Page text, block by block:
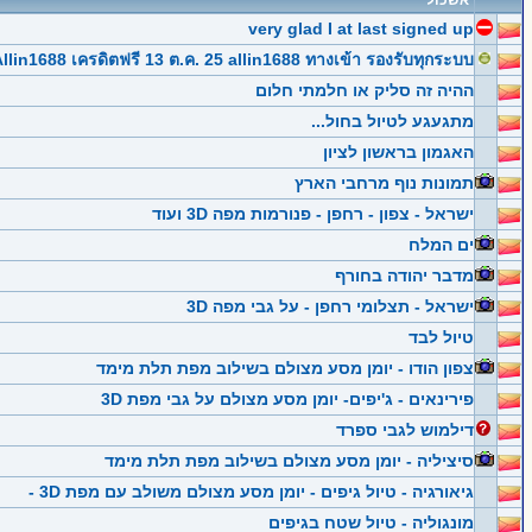
very glad I at last signed up
เครดิตฟรี 13 ต.ค. 25 allin1688 ทางเข้า รองรับทุกระบบ&#
ההיה זה סליק או חלמתי חלום
מתגעגע לטיול בחול...
האגמון בראשון לציון
תמונות נוף מרחבי הארץ
ישראל - צפון - רחפן - פנורמות מפה 3D ועוד
ים המלח
מדבר יהודה בחורף
ישראל - תצלומי רחפן - על גבי מפה 3D
טיול לבד
צפון הודו - יומן מסע מצולם בשילוב מפת תלת מימד
פירינאים - ג'יפים- יומן מסע מצולם על גבי מפת 3D
דילמוש לגבי ספרד
סיציליה - יומן מסע מצולם בשילוב מפת תלת מימד
גיאורגיה - טיול גיפים - יומן מסע מצולם משולב עם מפת 3D -
מונגוליה - טיול שטח בגיפים